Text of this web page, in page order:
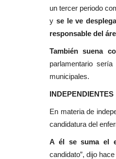
un tercer periodo
y se le ve
responsable del
También suena
parlamentario
municipales.
INDEPENDIENTES
En materia de
candidatura del
A él se suma el
candidato”, dijo
estado
Editora
Ayer, a eso
debieron